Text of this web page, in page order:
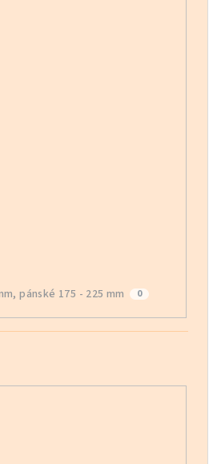
pánské 175 - 225 mm 0